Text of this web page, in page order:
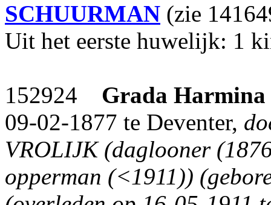
SCHUURMAN (zie
Uit het eerste huwelijk: 1
152924 Grada
09-02-1877 te Deventer,
VROLIJK (daglooner
opperman (<1911))